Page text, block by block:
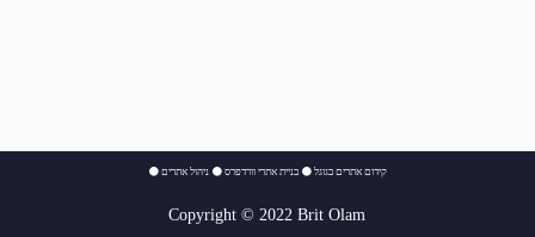
⚫ קידום אתרים בגוגל ⚫בניית אתרי וורדפרס ⚫ניהול אתרים
Copyright © 2022 Brit Olam